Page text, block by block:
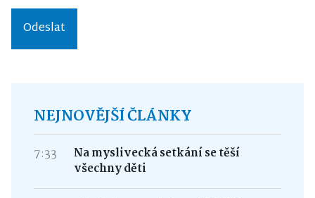
Odeslat
NEJNOVĚJŠÍ ČLÁNKY
7:33
Na myslivecká setkání se těší
všechny děti